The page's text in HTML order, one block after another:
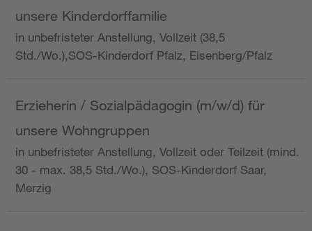
unsere Kinderdorffamilie
in unbefristeter Anstellung, Vollzeit (38,5
Std./Wo.),SOS-Kinderdorf Pfalz, Eisenberg/Pfalz
Erzieherin / Sozialpädagogin (m/w/d) für
unsere Wohngruppen
in unbefristeter Anstellung, Vollzeit oder Teilzeit (mind.
30 - max. 38,5 Std./Wo.), SOS-Kinderdorf Saar,
Merzig